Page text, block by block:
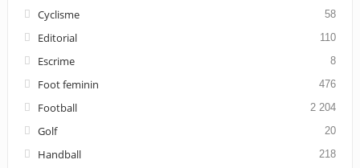
Cyclisme 58
Editorial 110
Escrime 8
Foot feminin 476
Football 2 204
Golf 20
Handball 218